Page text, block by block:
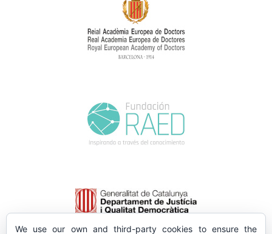
We use our own and third-party cookies to ensure the